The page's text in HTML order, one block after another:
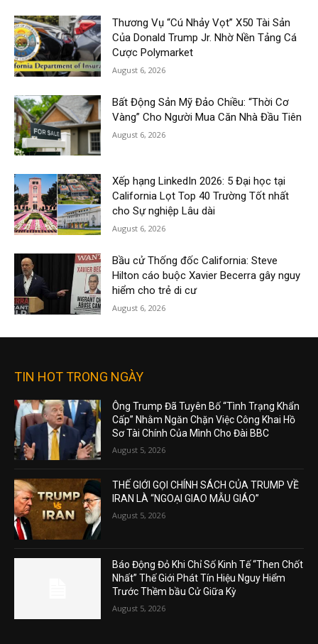
Thương Vụ “Cú Nhảy Vọt” X50 Tài Sản
Của Donald Trump Jr. Nhờ Nền Tảng Cá
Cược Polymarket
August 6, 2026
Bất Động Sản Mỹ Đảo Chiều: “Thời Cơ
Vàng” Cho Người Mua Căn Nhà Đầu Tiên
August 6, 2026
Xếp hạng LinkedIn 2026: 5 Đại học tại
California Lọt Top 40 Trường Tốt nhất
cho Sự nghiệp Lâu dài
August 6, 2026
Bầu cử Thống đốc California: Steve
Hilton cáo buộc Xavier Becerra gây nguy
hiểm cho trẻ di cư
August 6, 2026
TIN HOT TRONG NGÀY
Ông Trump Đã Tuyên Bố “Tình Trạng Khẩn
Cấp” Nhằm Ngăn Chặn Việc Công Khai Hồ
Sơ Tài Chính Của Mình Cho Đài BBC
August 5, 2026
THẾ GIỚI GỌI CHÍNH SÁCH CỦA TRUMP VỀ
IRAN LÀ “NGOẠI GIAO MẪU GIÁO”
August 5, 2026
Báo Động Đỏ Khi Chỉ Số Kinh Tế “Then Chốt
Nhất” Thế Giới Phát Tín Hiệu Nguy Hiểm
Trước Thềm bầu Cử Giữa Kỳ
August 5, 2026